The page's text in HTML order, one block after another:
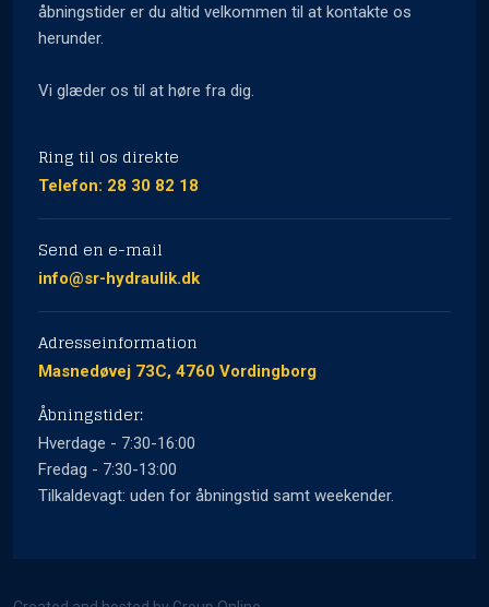
åbningstider er du altid velkommen til at kontakte os
herunder.
Vi glæder os til at høre fra dig.
Ring til os direkte
Telefon: 28 30 82 18
Send en e-mail​
info@sr-hydraulik.dk
Adresseinformation
Masnedøvej 73C, 4760 Vordingborg
Åbningstider:
Hverdage - 7:30-16:00
Fredag - 7:30-13:00
Tilkaldevagt: uden for åbningstid samt weekender.